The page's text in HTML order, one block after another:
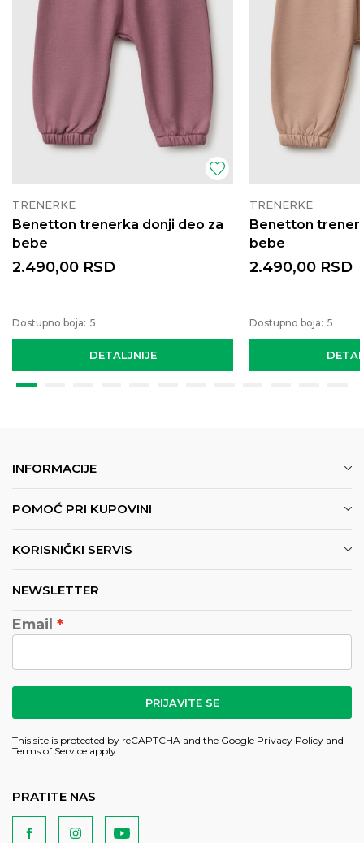
TRENERKE
Benetton trenerka donji deo za
bebe
DETALJNIJE
2.490,00 RSD
Dostupno boja: 5
TRENERKE
Benetton
bebe
2.490,00 RSD
Dostupno boja: 5
INFORMACIJE
POMOĆ PRI KUPOVINI
KORISNIČKI SERVIS
NEWSLETTER
Email
PRIJAVITE SE
This site is protected by reCAPTCHA and the Google Privacy Policy and
Terms of Service apply.
PRATITE NAS